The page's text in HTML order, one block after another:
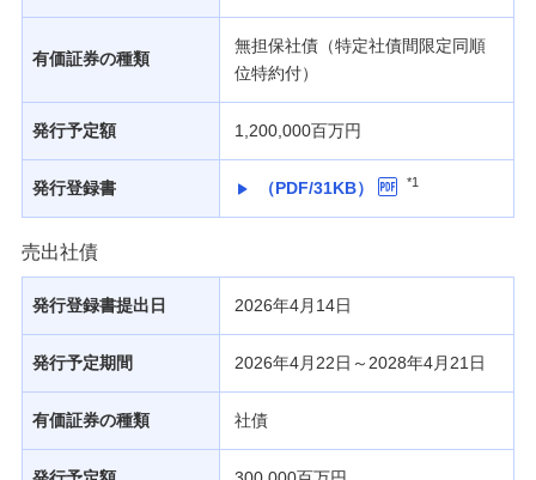
有価証券の種類
無担保社債（特定社債間限定同順
位特約付）
発行予定額 1,200,000百万円
発行登録書 （PDF/31KB） *1
売出社債
発行登録書提出日 2026年4月14日
発行予定期間 2026年4月22日～2028年4月21日
有価証券の種類 社債